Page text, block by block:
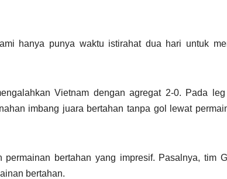
hanya punya waktu istirahat dua hari untuk
Vietnam dengan agregat 2-0. Pada
imbang juara bertahan tanpa gol lewat
bertahan yang impresif. Pasalnya, tim
bertahan.